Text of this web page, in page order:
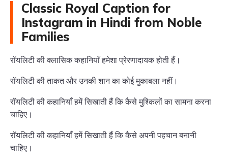
Classic Royal Caption for
Instagram in Hindi from Noble
Families
रॉयलिटी की क्लासिक कहानियाँ हमेशा प्रेरणादायक होती हैं।
रॉयलिटी की ताकत और उनकी शान का कोई मुकाबला नहीं।
रॉयलिटी की कहानियाँ हमें सिखाती हैं कि कैसे मुश्किलों का सामना करना
चाहिए।
रॉयलिटी की कहानियाँ हमें सिखाती हैं कि कैसे अपनी पहचान बनानी
चाहिए।